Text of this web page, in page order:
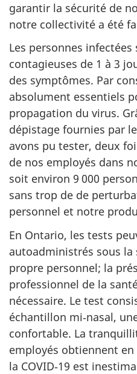
garantir la sécurité de
notre collectivité a été
Les personnes
contagieuses de 1 à 3
des symptômes. Par
absolument essentiels
propagation du virus.
dépistage fournies par
avons pu tester, deux
de nos employés dans
soit environ 9 000
sans trop de de
personnel et notre
En Ontario, les tests
autoadministrés sous
propre personnel; la
professionnel de la
nécessaire. Le test
échantillon mi‑nasal,
confortable. La
employés obtiennent en
la COVID‑19 est